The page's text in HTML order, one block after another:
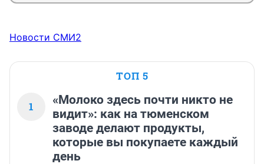
Новости СМИ2
ТОП 5
1
«Молоко здесь почти никто не
видит»: как на тюменском
заводе делают продукты,
которые вы покупаете каждый
день